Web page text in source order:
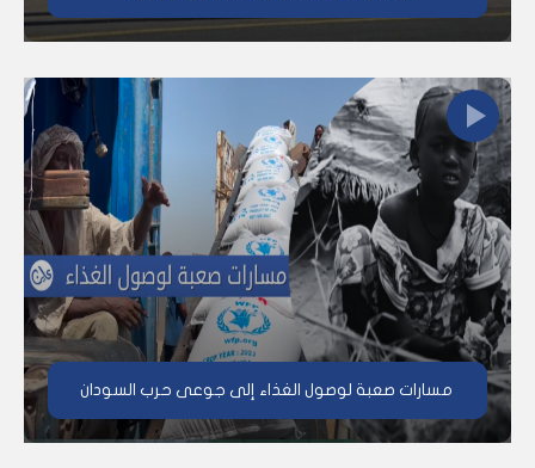
مسارات صعبة لوصول الغذاء إلى جوعى حرب السودان